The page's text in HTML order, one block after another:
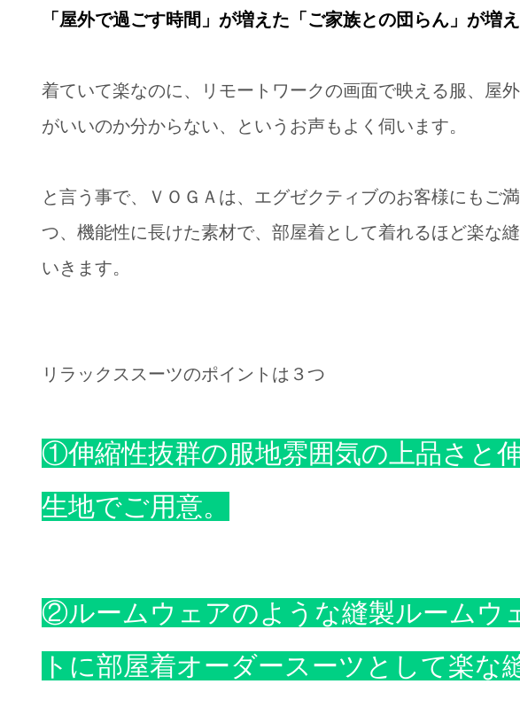
「屋外で過ごす時間」が増えた「ご家族との団らん」が増
着ていて楽なのに、リモートワークの画面で映える服、屋
がいいのか分からない、というお声もよく伺います。
と言う事で、ＶＯＧＡは、エグゼクティブのお客様にもご
つ、機能性に長けた素材で、部屋着として着れるほど楽な
いきます。
リラックススーツのポイントは３つ
①伸縮性抜群の服地雰囲気の上品さと
生地でご用意。
②ルームウェアのような縫製ルームウ
トに部屋着オーダースーツとして楽な